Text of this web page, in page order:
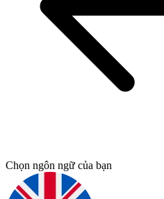
Chọn ngôn ngữ của bạn